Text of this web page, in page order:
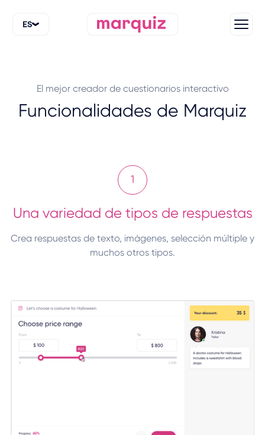
ES
El mejor creador de cuestionarios interactivo
Funcionalidades de Marquiz
1
Una variedad de tipos de respuestas
Crea respuestas de texto, imágenes, selección múltiple y
muchos otros tipos.